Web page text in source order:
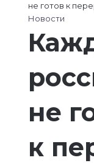
не готов к
Новости
не
к